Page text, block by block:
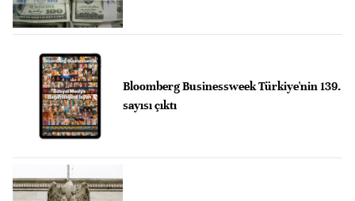
Bloomberg Businessweek Türkiye'nin 139.
sayısı çıktı